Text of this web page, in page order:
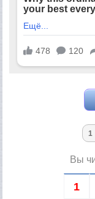
Вы
1